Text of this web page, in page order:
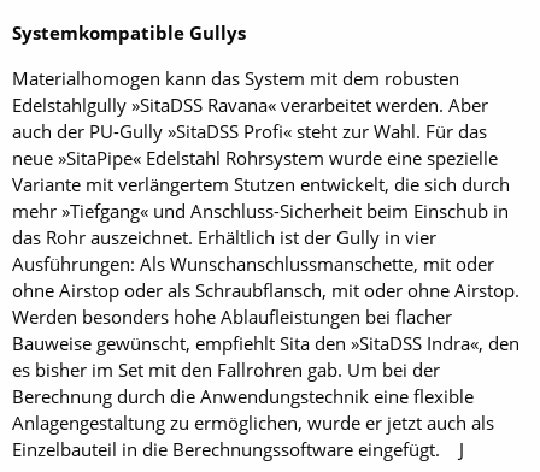
Systemkompatible Gullys
Materialhomogen kann das System mit dem robusten
Edelstahlgully »SitaDSS Ravana« verarbeitet werden. Aber
auch der PU-Gully »SitaDSS Profi« steht zur Wahl. Für das
neue »SitaPipe« Edelstahl Rohrsystem wurde eine spezielle
Variante mit verlängertem Stutzen entwickelt, die sich durch
mehr »Tiefgang« und Anschluss-Sicherheit beim Einschub in
das Rohr auszeichnet. Erhältlich ist der Gully in vier
Ausführungen: Als Wunschanschlussmanschette, mit oder
ohne Airstop oder als Schraubflansch, mit oder ohne Airstop.
Werden besonders hohe Ablaufleistungen bei flacher
Bauweise gewünscht, empfiehlt Sita den »SitaDSS Indra«, den
es bisher im Set mit den Fallrohren gab. Um bei der
Berechnung durch die Anwendungstechnik eine flexible
Anlagengestaltung zu ermöglichen, wurde er jetzt auch als
Einzelbauteil in die Berechnungssoftware eingefügt. J